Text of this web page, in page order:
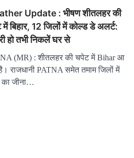
Update : भीषण शीतलहर की
बिहार, 12 जिलों में कोल्ड डे अलर्ट:
हो तभी निकलें घर से
(MR) : शीतलहर की चपेट में Bihar आ
राजधानी PATNA समेत तमाम जिलों में
का जीना…